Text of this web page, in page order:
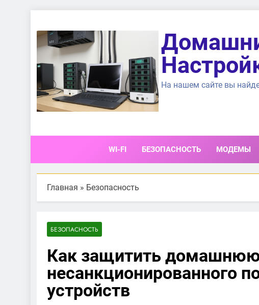
содержимому
На нашем сайте вы
WI-FI БЕЗОПАСНОСТЬ МОДЕМЫ
Главная » Безопасность
БЕЗОПАСНОСТЬ
Как защитить домашнюю
несанкционированного
устройств